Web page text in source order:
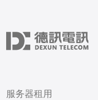
服务器租用